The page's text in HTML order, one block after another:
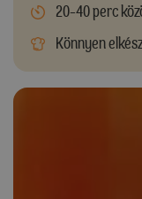
20-40 perc
Könnyen